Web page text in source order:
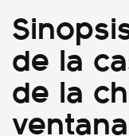
de la
de la